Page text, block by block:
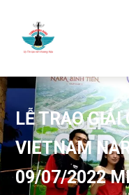
LỄ TRAO GIẢI
VIETNAM
09/07/2022